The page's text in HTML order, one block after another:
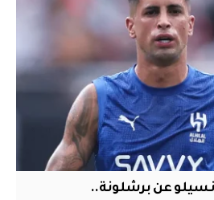
عن برشلونة..